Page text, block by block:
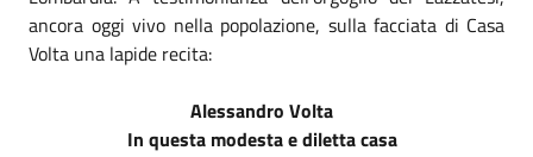
ancora oggi vivo nella popolazione, sulla facciata di Casa
Volta una lapide recita:
Alessandro Volta
In questa modesta e diletta casa